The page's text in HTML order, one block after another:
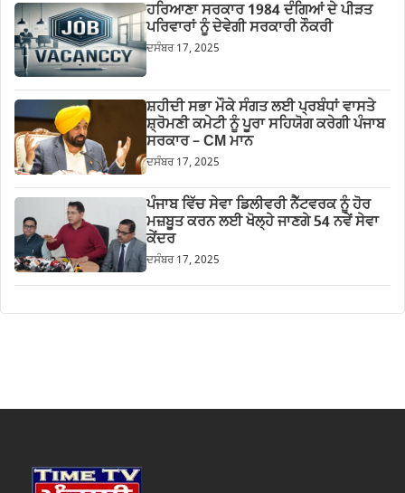
ਹਰਿਆਣਾ ਸਰਕਾਰ 1984 ਦੰਗਿਆਂ ਦੇ ਪੀੜਤ
ਪਰਿਵਾਰਾਂ ਨੂੰ ਦੇਵੇਗੀ ਸਰਕਾਰੀ ਨੌਕਰੀ
ਦਸੰਬਰ 17, 2025
ਸ਼ਹੀਦੀ ਸਭਾ ਮੌਕੇ ਸੰਗਤ ਲਈ ਪ੍ਰਬੰਧਾਂ ਵਾਸਤੇ
ਸ਼੍ਰੋਮਣੀ ਕਮੇਟੀ ਨੂੰ ਪੂਰਾ ਸਹਿਯੋਗ ਕਰੇਗੀ ਪੰਜਾਬ
ਸਰਕਾਰ – CM ਮਾਨ
ਦਸੰਬਰ 17, 2025
ਪੰਜਾਬ ਵਿੱਚ ਸੇਵਾ ਡਿਲੀਵਰੀ ਨੈੱਟਵਰਕ ਨੂੰ ਹੋਰ
ਮਜ਼ਬੂਤ ਕਰਨ ਲਈ ਖੋਲ੍ਹੇ ਜਾਣਗੇ 54 ਨਵੇਂ ਸੇਵਾ
ਕੇਂਦਰ
ਦਸੰਬਰ 17, 2025